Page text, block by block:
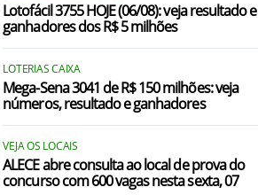
Lotofácil 3755 HOJE (06/08): veja resultado e
ganhadores dos R$ 5 milhões
LOTERIAS CAIXA
Mega-Sena 3041 de R$ 150 milhões: veja
números, resultado e ganhadores
VEJA OS LOCAIS
ALECE abre consulta ao local de prova do
concurso com 600 vagas nesta sexta, 07